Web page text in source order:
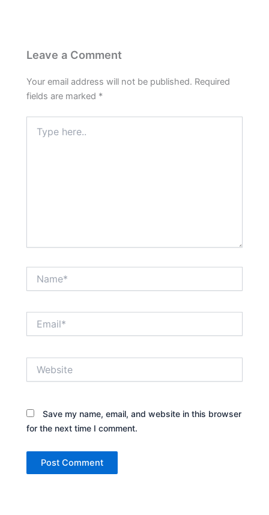
Leave a Comment
Your email address will not be published. Required
fields are marked *
here..
Save my name, email, and website in this browser
for the next time I comment.